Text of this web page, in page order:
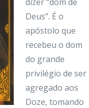
Deus”. É o
apóstolo que
recebeu o dom
do grande
privilégio de ser
agregado aos
Doze, tomando